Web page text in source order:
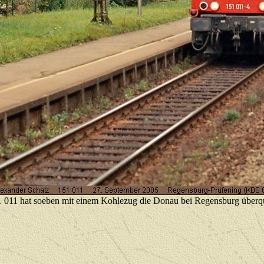
011 hat soeben mit einem Kohlezug die Donau bei Regensburg